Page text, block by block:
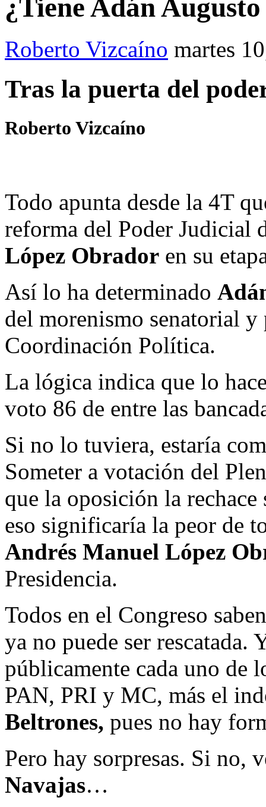
¿Tiene Adán
Roberto Vizcaíno martes
Tras la puerta del
Roberto Vizcaíno
Todo apunta desde la 4T
reforma del Poder Judicial
López Obrador en su
Así lo ha determinado
del morenismo senatorial y
Coordinación Política.
La lógica indica que lo
voto 86 de entre las
Si no lo tuviera, estaría
Someter a votación del
que la oposición la
eso significaría la peor de
Andrés Manuel López
Presidencia.
Todos en el Congreso
ya no puede ser rescatada.
públicamente cada uno de
PAN, PRI y MC, más el
Beltrones, pues no hay
Pero hay sorpresas. Si no,
Navajas…